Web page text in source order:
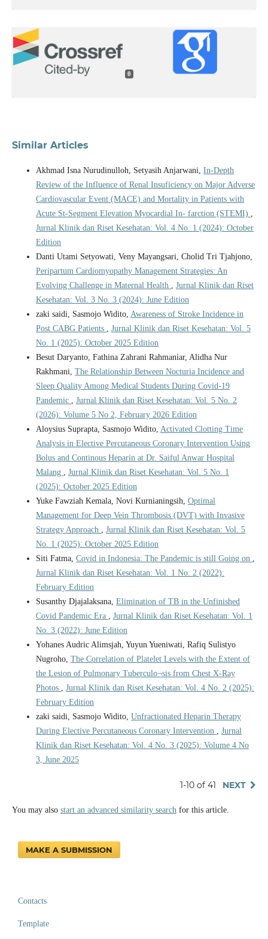
0
Similar Articles
Akhmad Isna Nurudinulloh, Setyasih Anjarwani, In-Depth
Review of the Influence of Renal Insuficiency on Major Adverse
Cardiovascular Event (MACE) and Mortality in Patients with
Acute St-Segment Elevation Myocardial In- farction (STEMI)
Jurnal Klinik dan Riset Kesehatan: Vol. 4 No. 1 (2024): October
Edition
Danti Utami Setyowati, Veny Mayangsari, Cholid Tri Tjahjono,
Peripartum Cardiomyopathy Management Strategies: An
Evolving Challenge in Maternal Health
Jurnal Klinik dan Riset
Kesehatan: Vol. 3 No. 3 (2024): June Edition
zaki saidi, Sasmojo Widito, Awareness of Stroke Incidence in
Post CABG Patients
Jurnal Klinik dan Riset Kesehatan: Vol. 5
No. 1 (2025): October 2025 Edition
Besut Daryanto, Fathina Zahrani Rahmaniar, Alidha Nur
Rakhmani, The Relationship Between Nocturia Incidence and
Sleep Quality Among Medical Students During Covid-19
Pandemic
Jurnal Klinik dan Riset Kesehatan: Vol. 5 No. 2
(2026): Volume 5 No 2, February 2026 Edition
Aloysius Suprapta, Sasmojo Widito, Activated Clotting Time
Analysis in Elective Percutaneous Coronary Intervention Using
Bolus and Continous Heparin at Dr. Saiful Anwar Hospital
Malang
Jurnal Klinik dan Riset Kesehatan: Vol. 5 No. 1
(2025): October 2025 Edition
Yuke Fawziah Kemala, Novi Kurnianingsih, Optimal
Management for Deep Vein Thrombosis (DVT) with Invasive
Strategy Approach
Jurnal Klinik dan Riset Kesehatan: Vol. 5
No. 1 (2025): October 2025 Edition
Siti Fatma, Covid in Indonesia: The Pandemic is still Going on
Jurnal Klinik dan Riset Kesehatan: Vol. 1 No. 2 (2022):
February Edition
Susanthy Djajalaksana, Elimination of TB in the Unfinished
Covid Pandemic Era
Jurnal Klinik dan Riset Kesehatan: Vol. 1
No. 3 (2022): June Edition
Yohanes Audric Alimsjah, Yuyun Yueniwati, Rafiq Sulistyo
Nugroho, The Correlation of Platelet Levels with the Extent of
the Lesion of Pulmonary Tuberculo¬sis from Chest X-Ray
Photos
Jurnal Klinik dan Riset Kesehatan: Vol. 4 No. 2 (2025):
February Edition
zaki saidi, Sasmojo Widito, Unfractionated Heparin Therapy
During Elective Percutaneous Coronary Intervention
Jurnal
Klinik dan Riset Kesehatan: Vol. 4 No. 3 (2025): Volume 4 No
3, June 2025
1-10 of 41 NEXT
You may also start an advanced similarity search for this article.
MAKE A SUBMISSION
Contacts
Template